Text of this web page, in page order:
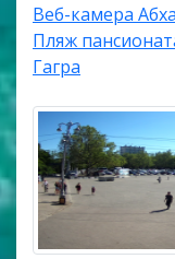
Веб-камера
Пляж
Гагра